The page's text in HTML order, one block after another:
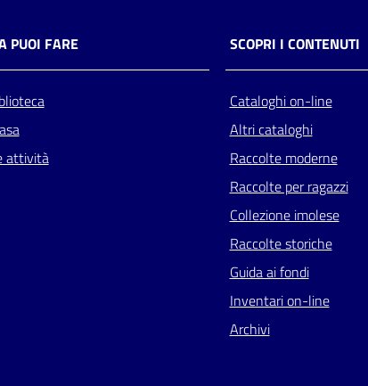
PUOI FARE
attività
SCOPRI I CONTENUTI
Cataloghi on-line
Altri cataloghi
Raccolte moderne
Raccolte per ragazzi
Collezione imolese
Raccolte storiche
Guida ai fondi
Inventari on-line
Archivi